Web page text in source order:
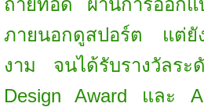
ภายนอกดูสปอร์ต แต่ยัง
งาม จนได้รับรางวัลระ
Design Award และ